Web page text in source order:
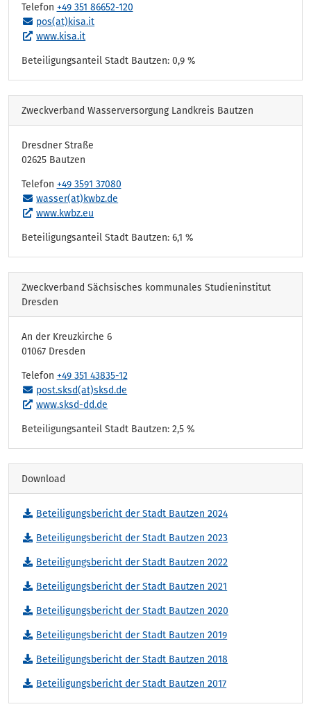
Telefon +49 351 86652-120
pos(at)kisa.it
www.kisa.it
Beteiligungsanteil Stadt Bautzen: 0,9 %
Zweckverband Wasserversorgung Landkreis Bautzen
Dresdner Straße
02625 Bautzen
Telefon +49 3591 37080
wasser(at)kwbz.de
www.kwbz.eu
Beteiligungsanteil Stadt Bautzen: 6,1 %
Zweckverband Sächsisches kommunales Studieninstitut
Dresden
An der Kreuzkirche 6
01067 Dresden
Telefon +49 351 43835-12
post.sksd(at)sksd.de
www.sksd-dd.de
Beteiligungsanteil Stadt Bautzen: 2,5 %
Download
Beteiligungsbericht der Stadt Bautzen 2024
Beteiligungsbericht der Stadt Bautzen 2023
Beteiligungsbericht der Stadt Bautzen 2022
Beteiligungsbericht der Stadt Bautzen 2021
Beteiligungsbericht der Stadt Bautzen 2020
Beteiligungsbericht der Stadt Bautzen 2019
Beteiligungsbericht der Stadt Bautzen 2018
Beteiligungsbericht der Stadt Bautzen 2017